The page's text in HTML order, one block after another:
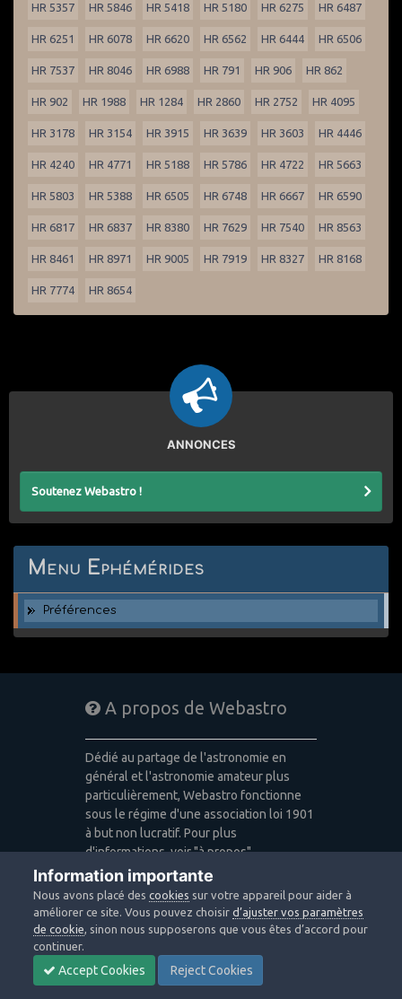
HR 5357 HR 5846 HR 5418 HR 5180 HR 6275 HR 6487
HR 6251 HR 6078 HR 6620 HR 6562 HR 6444 HR 6506
HR 7537 HR 8046 HR 6988 HR 791 HR 906 HR 862
HR 902 HR 1988 HR 1284 HR 2860 HR 2752 HR 4095
HR 3178 HR 3154 HR 3915 HR 3639 HR 3603 HR 4446
HR 4240 HR 4771 HR 5188 HR 5786 HR 4722 HR 5663
HR 5803 HR 5388 HR 6505 HR 6748 HR 6667 HR 6590
HR 6817 HR 6837 HR 8380 HR 7629 HR 7540 HR 8563
HR 8461 HR 8971 HR 9005 HR 7919 HR 8327 HR 8168
HR 7774 HR 8654
ANNONCES
Soutenez Webastro !
Menu Ephémérides
Préférences
A propos de Webastro
Dédié au partage de l'astronomie en
général et l'astronomie amateur plus
particulièrement, Webastro fonctionne
sous le régime d'une association loi 1901
à but non lucratif. Pour plus
d'informations, voir "à propos".
Publicité: pas de publicité
Icons made byFreepik,Alessio Atzeni,
Pixel Buddha,Icon Pondfrom
www.flaticon.comis licensed by CC 3.0
BY
Design images: Courtesy NASA/JPL-
Information importante
Nous avons placé descookies sur votre appareil pour aider à
améliorer ce site. Vous pouvez choisird’ajuster vos paramètres
de cookie, sinon nous supposerons que vous êtes d’accord pour
continuer.
Accept Cookies Reject Cookies